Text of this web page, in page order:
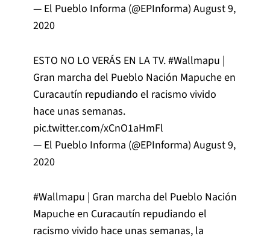
— El Pueblo Informa (@EPInforma) August 9,
2020
ESTO NO LO VERÁS EN LA TV.#Wallmapu |
Gran marcha del Pueblo Nación Mapuche en
Curacautín repudiando el racismo vivido
hace unas semanas.
pic.twitter.com/xCnO1aHmFl
— El Pueblo Informa (@EPInforma) August 9,
2020
#Wallmapu | Gran marcha del Pueblo Nación
Mapuche en Curacautín repudiando el
racismo vivido hace unas semanas, la